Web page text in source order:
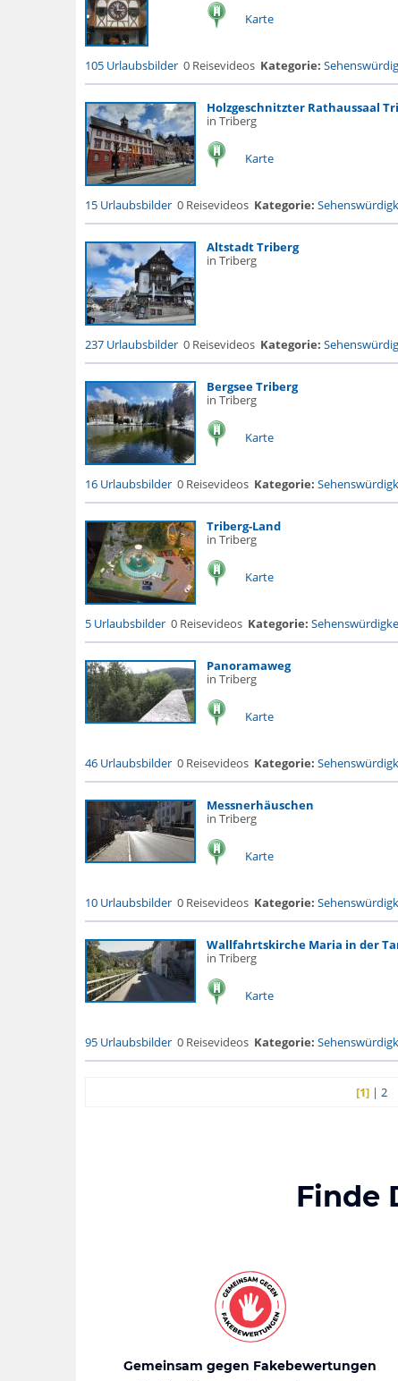
Karte
105 Urlaubsbilder 0 Reisevideos Kategorie:
Holzgeschnitzter Rathaussaal
in Triberg
Karte
15 Urlaubsbilder 0 Reisevideos Kategorie:
Altstadt Triberg
in Triberg
237 Urlaubsbilder 0 Reisevideos Kategorie:
Bergsee Triberg
in Triberg
Karte
16 Urlaubsbilder 0 Reisevideos Kategorie:
Triberg-Land
in Triberg
Karte
5 Urlaubsbilder 0 Reisevideos Kategorie:
Panoramaweg
in Triberg
Karte
46 Urlaubsbilder 0 Reisevideos Kategorie:
Messnerhäuschen
in Triberg
Karte
10 Urlaubsbilder 0 Reisevideos Kategorie:
Wallfahrtskirche Maria in der
in Triberg
Karte
95 Urlaubsbilder 0 Reisevideos Kategorie:
[1]| 2
Finde
Gemeinsam gegen Fakebewertungen